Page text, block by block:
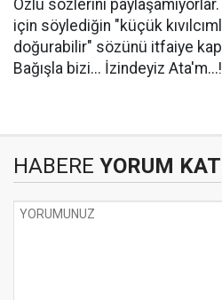
Özlü sözlerini paylaşamıyorlar.
için söylediğin "küçük
doğurabilir" sözünü itfaiye
Bağışla bizi... İzindeyiz Ata'm...!
HABERE YORUM KAT